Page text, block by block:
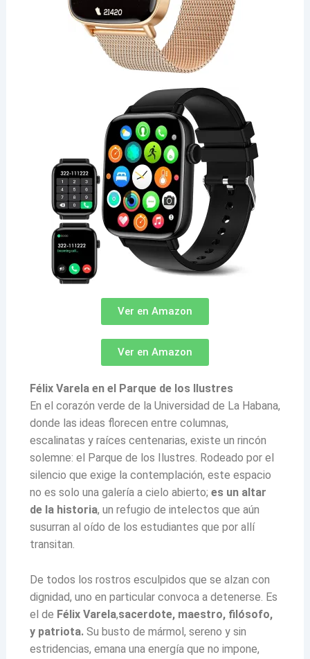
Ver en Amazon
Ver en Amazon
Félix Varela en el Parque de los Ilustres
En el corazón verde de la Universidad de La Habana,
donde las ideas florecen entre columnas,
escalinatas y raíces centenarias, existe un rincón
solemne: el Parque de los Ilustres. Rodeado por el
silencio que exige la contemplación, este espacio
no es solo una galería a cielo abierto; es un altar
de la historia, un refugio de intelectos que aún
susurran al oído de los estudiantes que por allí
transitan.
De todos los rostros esculpidos que se alzan con
dignidad, uno en particular convoca a detenerse. Es
el de Félix Varela,sacerdote, maestro, filósofo,
y patriota.Su busto de mármol, sereno y sin
estridencias, emana una energía que no impone,